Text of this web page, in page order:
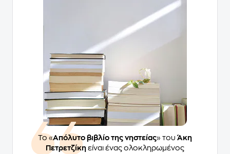
Το «Απόλυτο βιβλίο της νηστείας» του Άκη
Πετρετζίκη είναι ένας ολοκληρωμένος